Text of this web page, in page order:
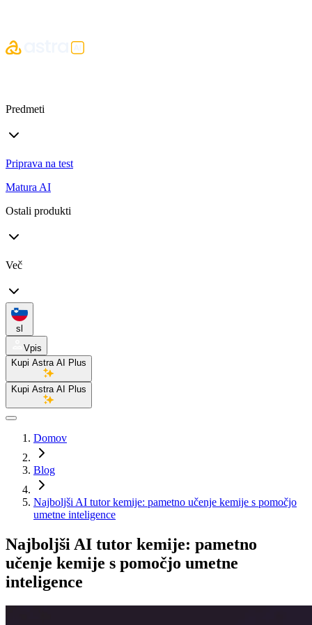
Predmeti
Priprava na test
Matura AI
Ostali produkti
Več
sl
Vpis
Kupi Astra AI Plus
Kupi Astra AI Plus
Domov
Blog
Najboljši AI tutor kemije: pametno učenje kemije s pomočjo
umetne inteligence
Najboljši AI tutor kemije: pametno
učenje kemije s pomočjo umetne
inteligence